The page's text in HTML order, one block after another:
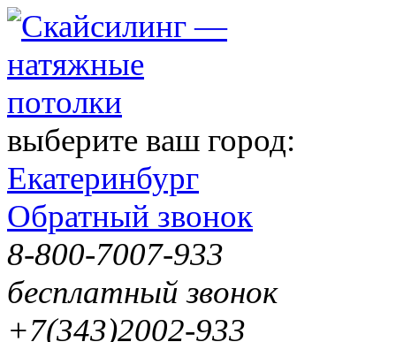
выберите ваш город:
Екатеринбург
Обратный звонок
8-800-7007-933
бесплатный звонок
+7(343)2002-933